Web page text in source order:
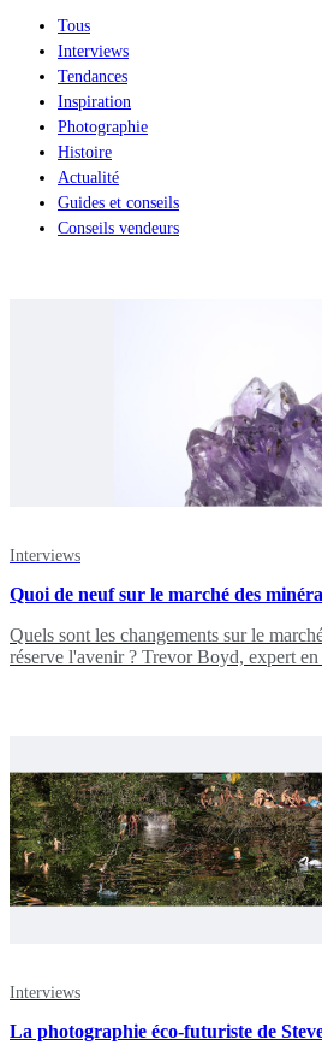
Tous
Interviews
Tendances
Inspiration
Photographie
Histoire
Actualité
Guides et conseils
Conseils vendeurs
Interviews
Quoi de neuf sur le marché des
Quels sont les changements sur le
réserve l'avenir ? Trevor Boyd, expert
Interviews
La photographie éco-futuriste de